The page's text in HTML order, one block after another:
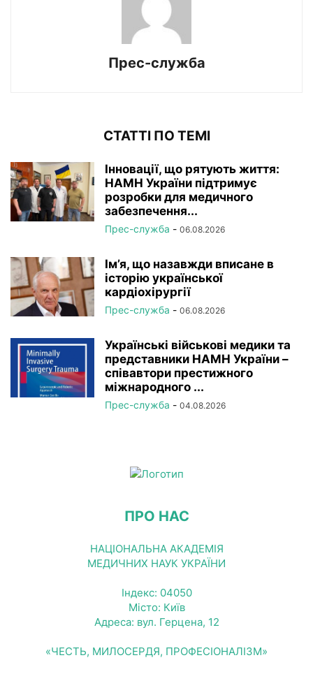
Прес-служба
СТАТТІ ПО ТЕМІ
Інновації, що рятують життя:
НАМН України підтримує
розробки для медичного
забезпечення...
Прес-служба - 06.08.2026
Ім’я, що назавжди вписане в
історію української
кардіохірургії
Прес-служба - 06.08.2026
Українські військові медики та
представники НАМН України –
співавтори престижного
міжнародного ...
Прес-служба - 04.08.2026
ПРО НАС
НАЦІОНАЛЬНА АКАДЕМІЯ
МЕДИЧНИХ НАУК УКРАЇНИ
Індекс: 04050
Місто: Київ
Адреса: вул. Герцена, 12
«ЧЕСТЬ, МИЛОСЕРДЯ, ПРОФЕСІОНАЛІЗМ»